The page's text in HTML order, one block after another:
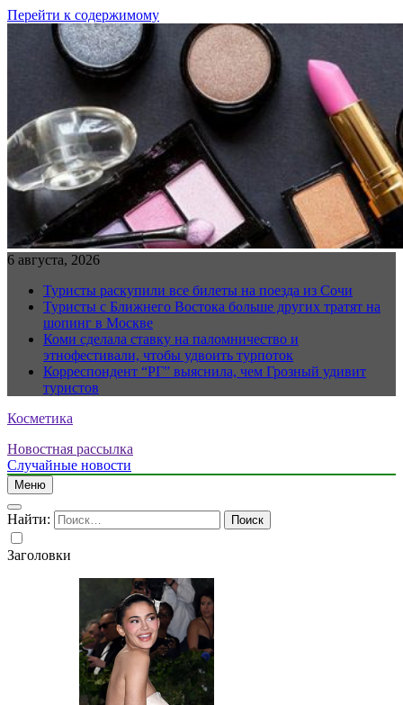
Перейти к содержимому
6 августа, 2026
Туристы раскупили все билеты на поезда из Сочи
Туристы с Ближнего Востока больше других тратят на
шопинг в Москве
Коми сделала ставку на паломничество и
этнофестивали, чтобы удвоить турпоток
Корреспондент “РГ” выяснила, чем Грозный удивит
туристов
Косметика
Новостная рассылка
Случайные новости
Меню
Найти:
Заголовки